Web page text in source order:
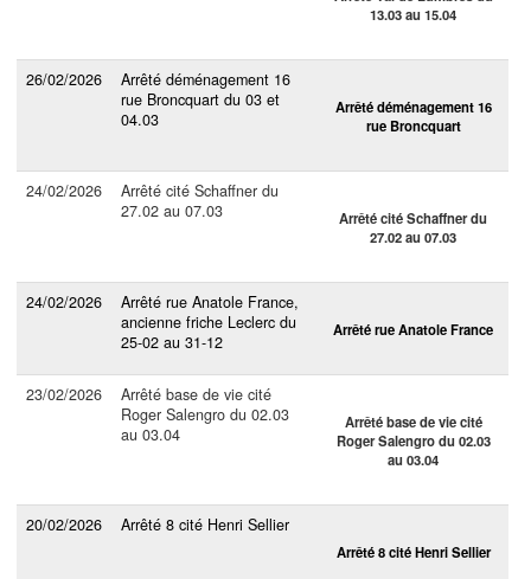
13.03 au 15.04
26/02/2026
Arrêté déménagement 16
rue Broncquart du 03 et
04.03
Arrêté déménagement 16
rue Broncquart
24/02/2026
Arrêté cité Schaffner du
27.02 au 07.03
Arrêté cité Schaffner du
27.02 au 07.03
24/02/2026
Arrêté rue Anatole France,
ancienne friche Leclerc du
25-02 au 31-12
Arrêté rue Anatole France
23/02/2026
Arrêté base de vie cité
Roger Salengro du 02.03
au 03.04
Arrêté base de vie cité
Roger Salengro du 02.03
au 03.04
20/02/2026 Arrêté 8 cité Henri Sellier
Arrêté 8 cité Henri Sellier